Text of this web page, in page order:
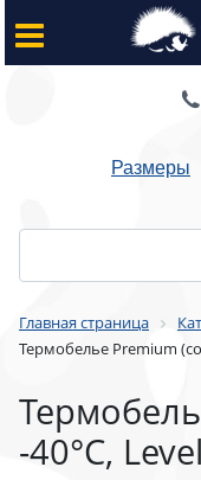
Размеры
Главная страница
Термобелье Premium
-40°C,